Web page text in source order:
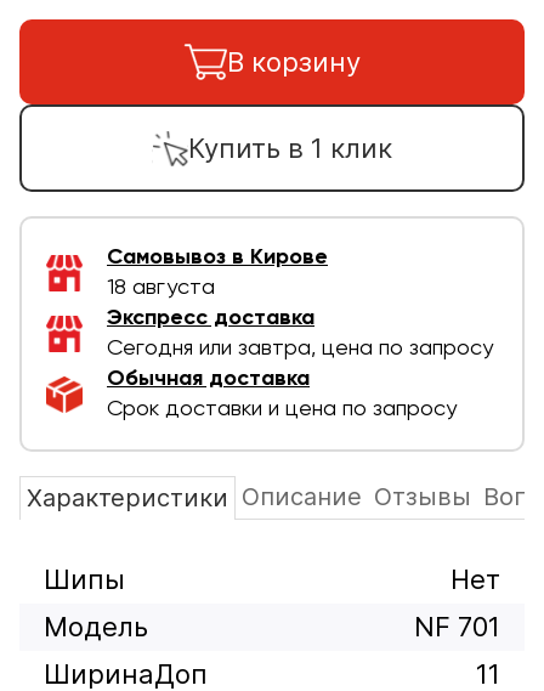
В корзину
Купить в 1 клик
Самовывоз в Кирове
18 августа
Экспресс доставка
Сегодня или завтра, цена по запросу
Обычная доставка
Срок доставки и цена по запросу
Характеристики Описание Отзывы
Шипы
Нет
Модель
NF 701
ШиринаДоп
11